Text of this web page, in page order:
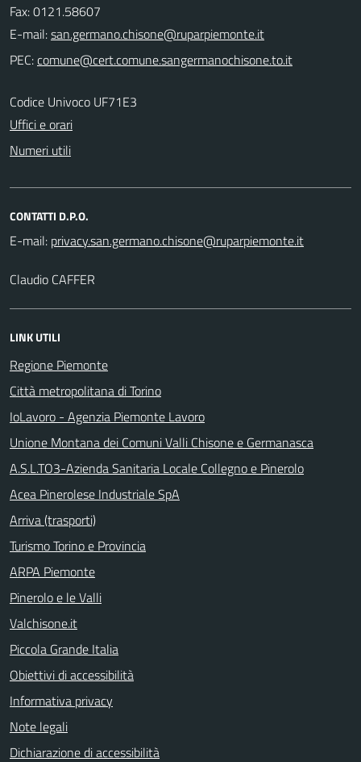
Fax: 0121.58607
E-mail:
PEC:
Codice Univoco UF71E3
Uffici e orari
Numeri utili
CONTATTI D.P.O.
E-mail:
Claudio CAFFER
LINK UTILI
Regione Piemonte
Città metropolitana di Torino
IoLavoro - Agenzia Piemonte Lavoro
Unione Montana dei Comuni Valli Chisone e Germanasca
A.S.L.TO3-Azienda Sanitaria Locale Collegno e Pinerolo
Acea Pinerolese Industriale SpA
Arriva (trasporti)
Turismo Torino e Provincia
ARPA Piemonte
Pinerolo e le Valli
Valchisone.it
Piccola Grande Italia
Obiettivi di accessibilità
Informativa privacy
Note legali
Dichiarazione di accessibilità